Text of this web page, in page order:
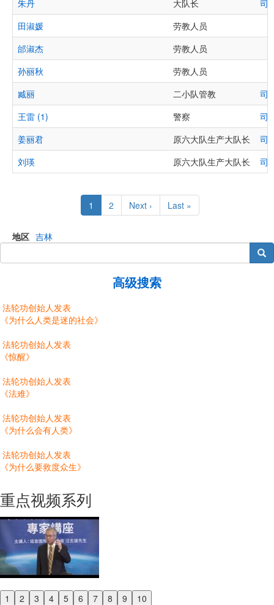
朱丹 大队长
司
田淑媛
劳教人员
邰淑杰
劳教人员
孙丽秋
劳教人员
臧丽
二小队管教
司
王雷 (1)
警察
司
姜丽君
原六大队生产大队长
司
刘瑛
原六大队生产大队长 司
Current
page
1 Page
2
Next
page
Next ›
Last
page
Last »
地区 吉林
搜索
高级搜索
法轮功创始人发表
《为什么人类是迷的社会》
法轮功创始人发表
《惊醒》
法轮功创始人发表
《法难》
法轮功创始人发表
《为什么会有人类》
法轮功创始人发表
《为什么要救度众生》
重点视频系列
1 2 3 4 5 6 7 8 9 10